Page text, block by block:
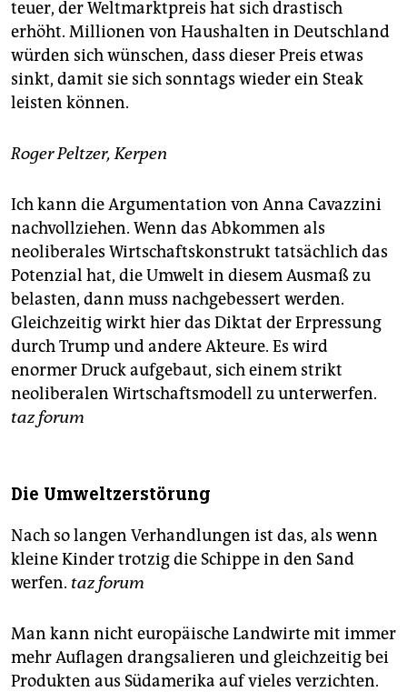
teuer, der Weltmarktpreis hat sich drastisch
erhöht. Millionen von Haushalten in Deutschland
würden sich wünschen, dass dieser Preis etwas
sinkt, damit sie sich sonntags wieder ein Steak
leisten können.
Roger Peltzer, Kerpen
Ich kann die Argumentation von Anna Cavazzini
nachvollziehen. Wenn das Abkommen als
neoliberales Wirtschaftskonstrukt tatsächlich das
Potenzial hat, die Umwelt in diesem Ausmaß zu
belasten, dann muss nachgebessert werden.
Gleichzeitig wirkt hier das Diktat der Erpressung
durch Trump und andere Akteure. Es wird
enormer Druck aufgebaut, sich einem strikt
neoliberalen Wirtschaftsmodell zu unterwerfen.
taz forum
Die Umweltzerstörung
Nach so langen Verhandlungen ist das, als wenn
kleine Kinder trotzig die Schippe in den Sand
werfen. taz forum
Man kann nicht europäische Landwirte mit immer
mehr Auflagen drangsalieren und gleichzeitig bei
Produkten aus Südamerika auf vieles verzichten.